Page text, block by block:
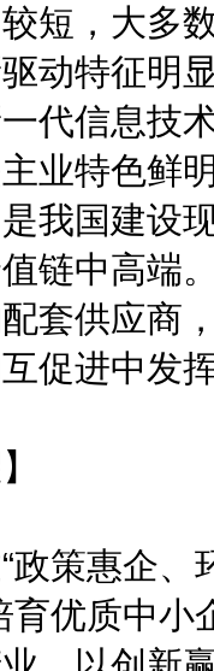
短，大多
动特征明
代信息技
业特色鲜
我国建设
链中高端
套供应商
促进中发
策惠企、
育优质中